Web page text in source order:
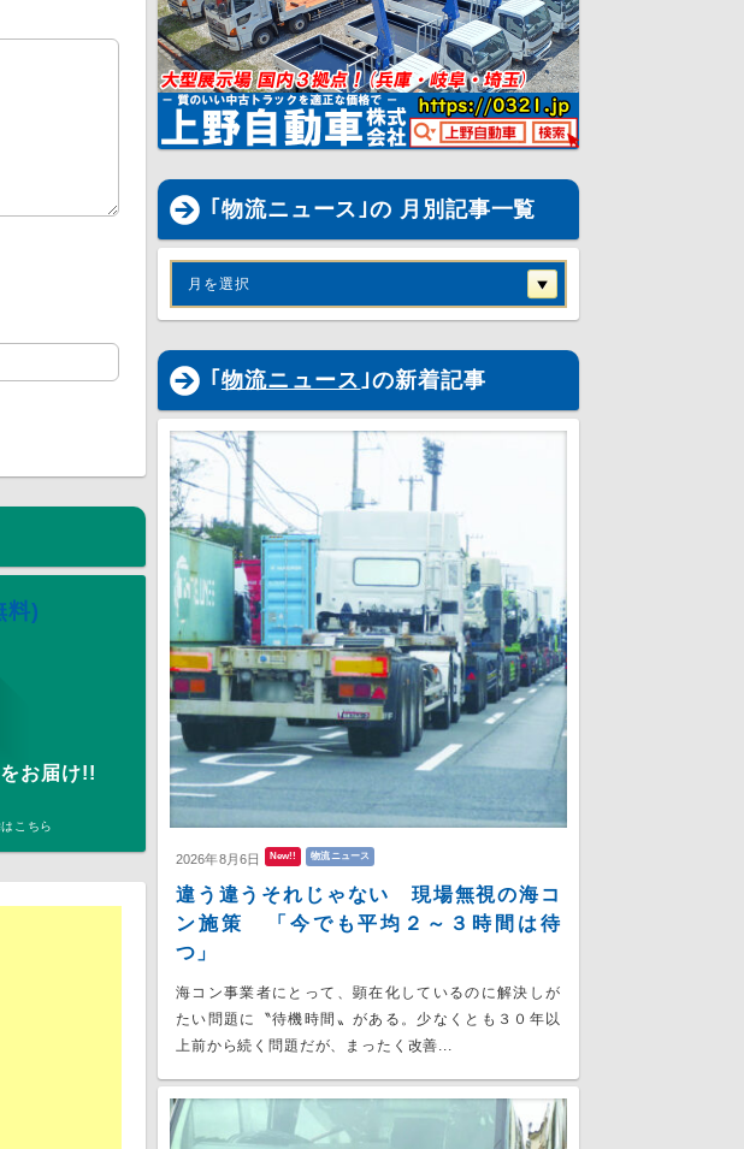
｢物流ニュース｣の 月別記事一覧
月を選択
｢ 物流ニュース ｣の新着記事
2026年8月6日 New!! 物流ニュース
違う違うそれじゃない 現場無視の海コ
ン施策 「今でも平均２～３時間は待
つ」
海コン事業者にとって、顕在化しているのに解決しが
たい問題に〝待機時間〟がある。少なくとも３０年以
上前から続く問題だが、まったく改善...
料)
お届け!!
こちら